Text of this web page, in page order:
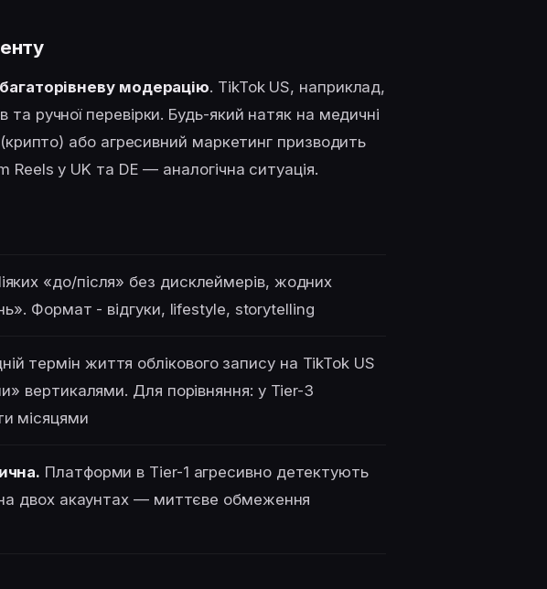
багаторівневу модерацію. TikTok US, наприклад,
та ручної перевірки. Будь-який натяк на медичні
(крипто) або агресивний маркетинг призводить
Reels у UK та DE — аналогічна ситуація.
«до/після» без дисклеймерів, жодних
Формат - відгуки, lifestyle, storytelling
термін життя облікового запису на TikTok US
вертикалями. Для порівняння: у Tier-3
місяцями
Платформи в Tier-1 агресивно детектують
двох акаунтах — миттєве обмеження